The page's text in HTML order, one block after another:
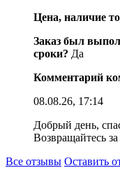
Цена, наличие
Заказ был
сроки? Да
Комментарий
08.08.26, 17:14
Добрый день,
Возвращайтесь
Все отзывы Оставить